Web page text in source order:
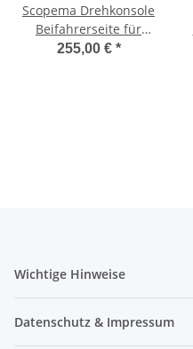
Scopema Drehkonsole
Beifahrerseite für
Mercedes Vito W638 vor
255,00 € *
Wichtige Hinweise
Datenschutz & Impressum